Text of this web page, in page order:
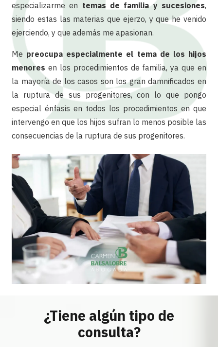
especializarme en temas de familia y sucesiones,
siendo estas las materias que ejerzo, y que he venido
ejerciendo, y que además me apasionan.
Me preocupa especialmente el tema de los hijos
menores en los procedimientos de familia, ya que en
la mayoría de los casos son los gran damnificados en
la ruptura de sus progenitores, con lo que pongo
especial énfasis en todos los procedimientos en que
intervengo en que los hijos sufran lo menos posible las
consecuencias de la ruptura de sus progenitores.
¿Tiene algún tipo de
consulta?